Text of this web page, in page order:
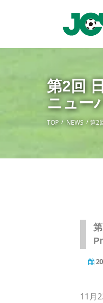
第2回
ニュー
TOP NEWS 第2
11月